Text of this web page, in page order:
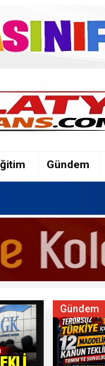
Gündem
Gündem